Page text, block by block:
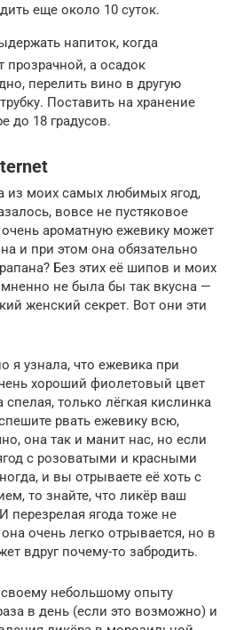
еще около 10 суток.
напиток, когда
прозрачной, а осадок
перелить вино в другую
Поставить на хранение
до 18 градусов.
из моих самых любимых ягод,
вовсе не пустяковое
ароматную ежевику может
и при этом она обязательно
Без этих её шипов и моих
не была бы так вкусна —
женский секрет. Вот они эти
я узнала, что ежевика при
хороший фиолетовый цвет
спелая, только лёгкая кислинка
рвать ежевику всю,
она так и манит нас, но если
с розоватыми и красными
и вы отрываете её хоть с
то знайте, что ликёр ваш
перезрелая ягода тоже не
очень легко отрывается, но в
вдруг почему-то забродить.
небольшому опыту
в день (если это возможно) и